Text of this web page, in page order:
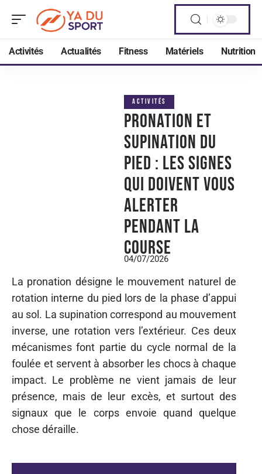
Activités Actualités Fitness Matériels Nutrition
ACTIVITÉS
Pronation et
supination du
pied : les signes
qui doivent vous
alerter
pendant la
course
04/07/2026
La pronation désigne le mouvement naturel de
rotation interne du pied lors de la phase d’appui
au sol. La supination correspond au mouvement
inverse, une rotation vers l’extérieur. Ces deux
mécanismes font partie du cycle normal de la
foulée et servent à absorber les chocs à chaque
impact. Le problème ne vient jamais de leur
présence, mais de leur excès, et surtout des
signaux que le corps envoie quand quelque
chose déraille.